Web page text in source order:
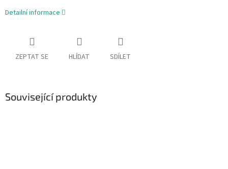
Detailní informace
ZEPTAT SE HLÍDAT SDÍLET
Související produkty